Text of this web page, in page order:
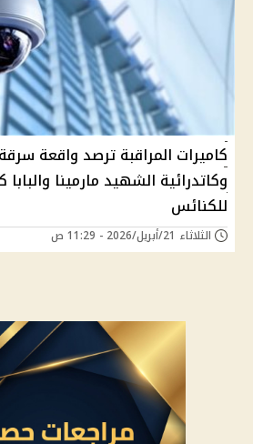
كاميرات المراقبة ترصد واقعة
وكاتدرائية الشهيد مارمينا
للكنائس
الثلاثاء 21/أبريل/2026 - 11:29 ص